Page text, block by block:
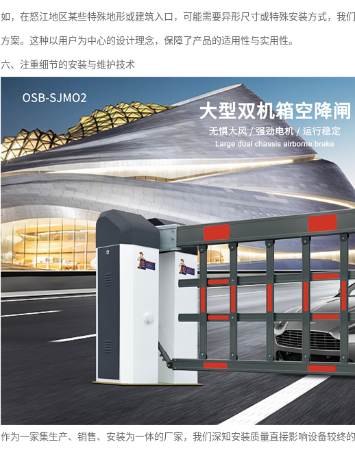
如，在怒江地区某些特殊地形或建筑入口，可能需要异形尺寸或特殊安装方式，我
方案。这种以用户为中心的设计理念，保障了产品的适用性与实用性。
六、注重细节的安装与维护技术
作为一家集生产、销售、安装为一体的厂家，我们深知安装质量直接影响设备较终